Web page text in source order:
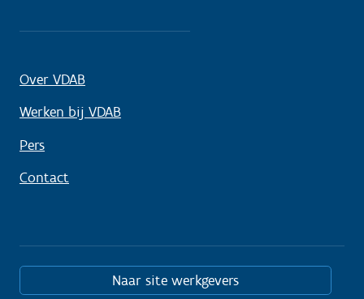
Over VDAB
Werken bij VDAB
Pers
Contact
Naar site werkgevers